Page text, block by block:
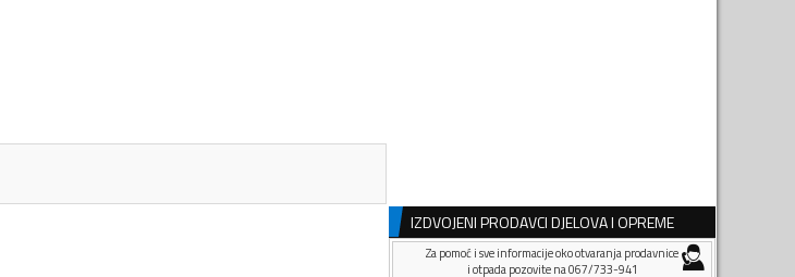
IZDVOJENI PRODAVCI DJELOVA I OPREME
Za pomoć i sve informacije oko otvaranja prodavnice
i otpada pozovite na 067/733-941